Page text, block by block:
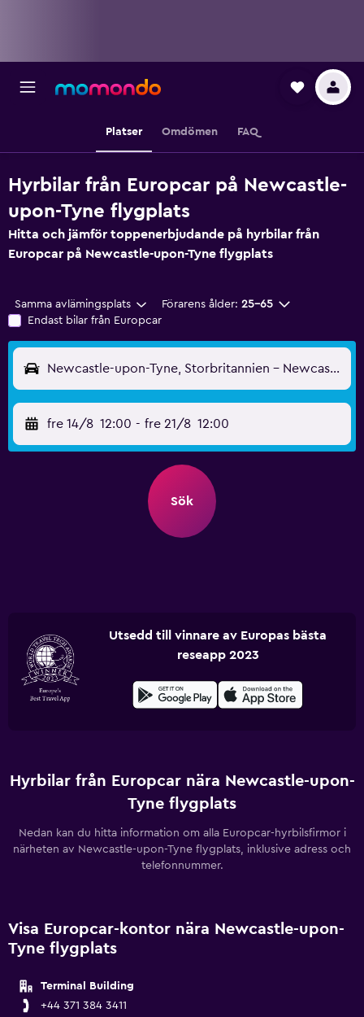
Platser Omdömen FAQ
Hyrbilar från Europcar på Newcastle-
upon-Tyne flygplats
Hitta och jämför toppenerbjudande på hyrbilar från
Europcar på Newcastle-upon-Tyne flygplats
Samma avlämingsplats Förarens ålder: 25-65
Endast bilar från Europcar
Newcastle-upon-Tyne, Storbritannien - Newcastle (NCL)
fre 14/8 12:00 - fre 21/8 12:00
Sök
Utsedd till vinnare av Europas bästa
reseapp 2023
Hyrbilar från Europcar nära Newcastle-upon-
Tyne flygplats
Nedan kan du hitta information om alla Europcar-hyrbilsfirmor i
närheten av Newcastle-upon-Tyne flygplats, inklusive adress och
telefonnummer.
Visa Europcar-kontor nära Newcastle-upon-
Tyne flygplats
Terminal Building
+44 371 384 3411